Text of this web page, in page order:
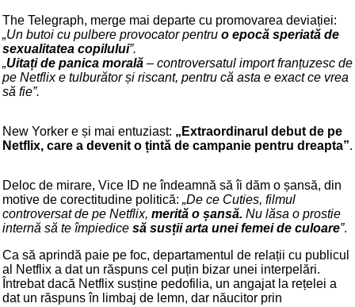
The Telegraph, merge mai departe cu promovarea deviației:
„Un butoi cu pulbere provocator pentru o epocă speriată de
sexualitatea copilului”.
„Uitați de panica morală – controversatul import franțuzesc de
pe Netflix e tulburător și riscant, pentru că asta e exact ce vrea
să fie”.
New Yorker e și mai entuziast: „Extraordinarul debut de pe
Netflix, care a devenit o țintă de campanie pentru dreapta”.
Deloc de mirare, Vice ID ne îndeamnă să îi dăm o șansă, din
motive de corectitudine politică: „De ce Cuties, filmul
controversat de pe Netflix, merită o șansă. Nu lăsa o prostie
internă să te împiedice să susții arta unei femei de culoare”.
Ca să aprindă paie pe foc, departamentul de relații cu publicul
al Netflix a dat un răspuns cel puțin bizar unei interpelări.
Întrebat dacă Netflix susține pedofilia, un angajat la rețelei a
dat un răspuns în limbaj de lemn, dar năucitor prin